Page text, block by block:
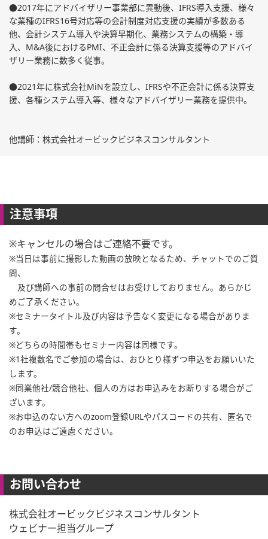
●2017年にアドバイザリー事業部に異動後、IFRS導入支援、様々
な業種のIFRS16号対応等の会計制度対応支援の実績が多数ある
他、会計システム導入や決算早期化、業務システムの構築・導
入、M&A後におけるPMI、不正会計に係る決算支援等のアドバイ
ザリー業務に数多く従事。
●2021年に株式会社MiNを設立し、IFRSや不正会計に係る決算支
援、各種システム導入等、様々なアドバイザリー業務を提供中。
他講師：株式会社オービックビジネスコンサルタント
注意事項
※キャンセルの場合はご連絡不要です。
※当日は事前に撮影した動画の放映となるため、チャットでのご質
問、
及び講師への事前の問合せはお受けしておりません。あらかじ
めご了承ください。
※セミナータイトル及び内容は予告なく変更になる場合がありま
す。
※どちらの時間帯もセミナー内容は同様です。
※1社複数名でご参加の場合は、おひとり様ずつ申込をお願いいた
します。
※同業他社/競合他社、個人の方はお申込みをお断りする場合がご
ざいます。
※お申込のない方へのzoom登録URLやパスコードの共有、匿名で
のお申込はご遠慮ください。
お問い合わせ
株式会社オービックビジネスコンサルタント
ウェビナー担当グループ